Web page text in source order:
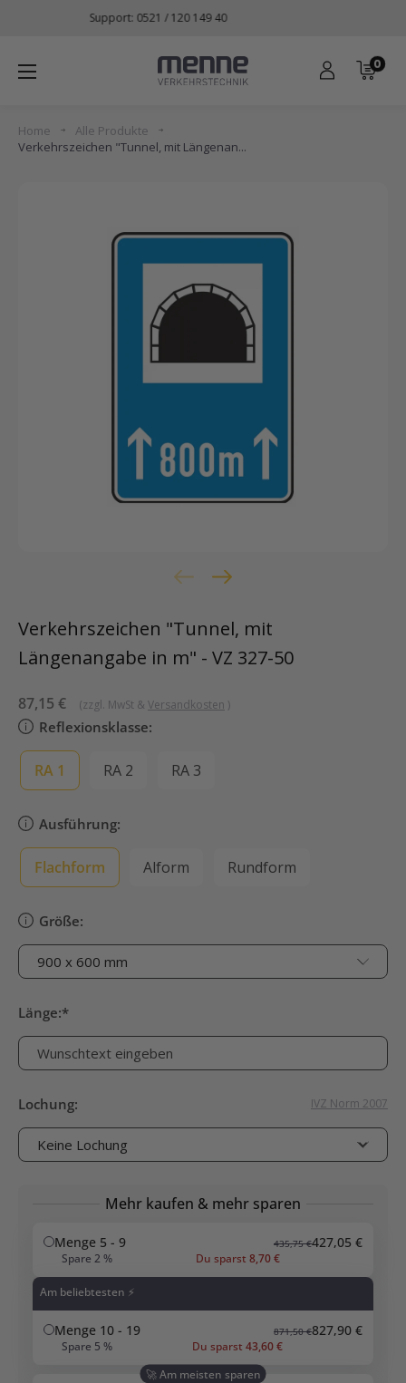
Inhalt
Lieferung in 1 - 3 Werktagen
Menne
0
Home
Alle Produkte
Verkehrszeichen "Tunnel, mit Längenan...
Verkehrszeichen "Tunnel, mit
Längenangabe in m" - VZ 327-50
Sonderpreis
87,15 € (zzgl. MwSt & Versandkosten )
Reflexionsklasse:
RA 1 RA 2 RA 3
Ausführung:
Flachform Alform Rundform
Größe:
Länge:*
Lochung: IVZ Norm 2007
Mehr kaufen & mehr sparen
Menge 5 - 9 435,75 €427,05 €
Spare 2 % Du sparst 8,70 €
Am beliebtesten ⚡
Menge 10 - 19 871,50 €827,90 €
Spare 5 % Du sparst 43,60 €
🚀 Am meisten sparen